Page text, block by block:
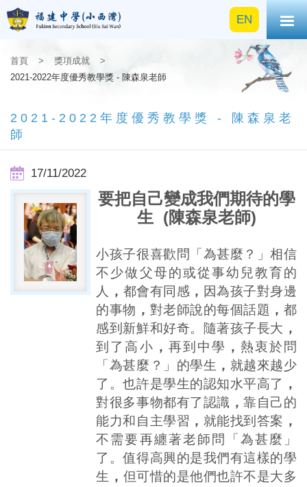
EN
首頁 > 獎項成就
>
2021-2022年度優秀教學獎 - 陳森泉老師
2021-2022年度優秀教學獎 - 陳森泉老
師
17/11/2022
要把自己變成我們期待的學
生 (陳森泉老師)
小孩子很喜歡問「為甚麼？」相信
不少做父母的或從事幼兒教育的
人
， 都會有同感 ， 因為孩子對身邊
的事物 ， 對老師說的每個話題 ，都
感到新鮮和好奇。隨著孩子長大 ，
到了高小 ， 再到中學 ， 熱衷於問
「為甚麼？」的學生 ， 就越來越少
了。也許是學生的認知水平高了 ，
對很多事物都有了認識 ，靠自己的
能力和自主學習 ， 就能找到答案 ，
不需要再纏著老師問「為甚麼」
了。值得高興的是我們有這樣的學
生 ， 但可惜的是他們也許不是大多